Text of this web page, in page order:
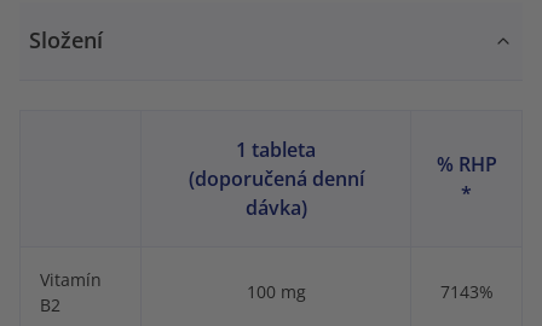
Složení
1 tableta
(doporučená denní
dávka)
% RHP
*
Vitamín
B2
100 mg 7143%